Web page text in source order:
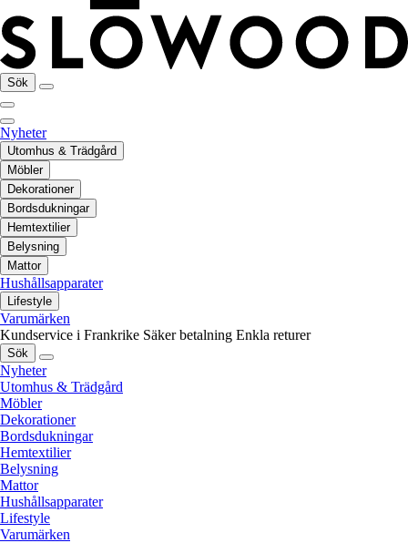
Sök
Nyheter
Utomhus & Trädgård
Möbler
Dekorationer
Bordsdukningar
Hemtextilier
Belysning
Mattor
Hushållsapparater
Lifestyle
Varumärken
Kundservice i Frankrike Säker betalning Enkla returer
Sök
Nyheter
Utomhus & Trädgård
Möbler
Dekorationer
Bordsdukningar
Hemtextilier
Belysning
Mattor
Hushållsapparater
Lifestyle
Varumärken